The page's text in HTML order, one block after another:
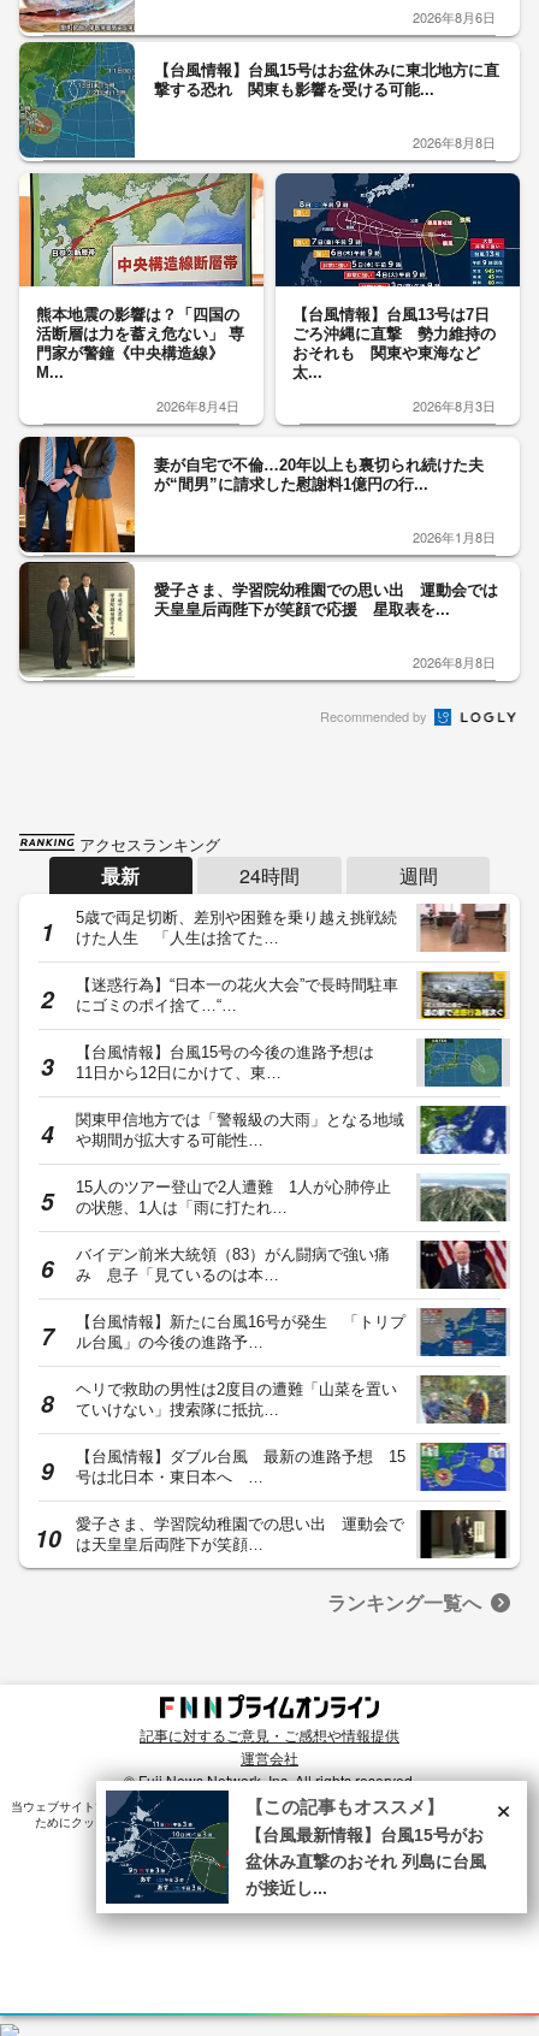
2026年8月6日
【台風情報】台風15号はお盆休みに東北地方に直
撃する恐れ 関東も影響を受ける可能...
2026年8月8日
熊本地震の影響は？「四国の
活断層は力を蓄え危ない」 専
門家が警鐘《中央構造線》
M...
2026年8月4日
【台風情報】台風13号は7日
ごろ沖縄に直撃 勢力維持の
おそれも 関東や東海など
太...
2026年8月3日
妻が自宅で不倫…20年以上も裏切られ続けた夫
が“間男”に請求した慰謝料1億円の行...
2026年1月8日
愛子さま、学習院幼稚園での思い出 運動会では
天皇皇后両陛下が笑顔で応援 星取表を...
2026年8月8日
Recommended by
アクセスランキング
最新 24時間 週間
5歳で両足切断、差別や困難を乗り越え挑戦続
けた人生 「人生は捨てた…
【迷惑行為】“日本一の花火大会”で長時間駐車
にゴミのポイ捨て…“…
【台風情報】台風15号の今後の進路予想は
11日から12日にかけて、東…
関東甲信地方では「警報級の大雨」となる地域
や期間が拡大する可能性…
15人のツアー登山で2人遭難 1人が心肺停止
の状態、1人は「雨に打たれ…
バイデン前米大統領（83）がん闘病で強い痛
み 息子「見ているのは本…
【台風情報】新たに台風16号が発生 「トリプ
ル台風」の今後の進路予…
ヘリで救助の男性は2度目の遭難「山菜を置い
ていけない」捜索隊に抵抗…
【台風情報】ダブル台風 最新の進路予想 15
号は北日本・東日本へ …
愛子さま、学習院幼稚園での思い出 運動会で
は天皇皇后両陛下が笑顔…
ランキング一覧へ
記事に対するご意見・ご感想や情報提供
運営会社
© Fuji News Network, Inc. All rights reserved.
当ウェブサイトでは、ユーザのニーズ・興味・関⼼に合致したコンテンツや広告配信を提供する
ためにクッキーを使⽤しています。詳細は、
プライバシーポリシー をご確認ください。×
【この記事もオススメ】
【台風最新情報】台風15号がお
盆休み直撃のおそれ 列島に台風
が接近し...